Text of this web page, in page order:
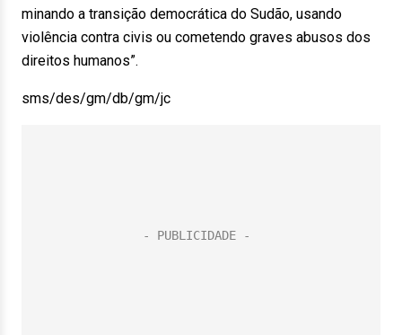
minando a transição democrática do Sudão, usando
violência contra civis ou cometendo graves abusos dos
direitos humanos”.
sms/des/gm/db/gm/jc